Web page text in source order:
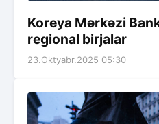
Koreya Mərkəzi
regional birjalar
23.Oktyabr.2025 05:30